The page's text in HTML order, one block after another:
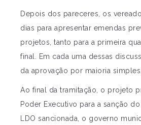
Depois dos pareceres, os
dias para apresentar emendas
projetos, tanto para a primeira
final. Em cada uma dessas
da aprovação por maioria simples.
Ao final da tramitação, o projeto
Poder Executivo para a sanção
LDO sancionada, o governo